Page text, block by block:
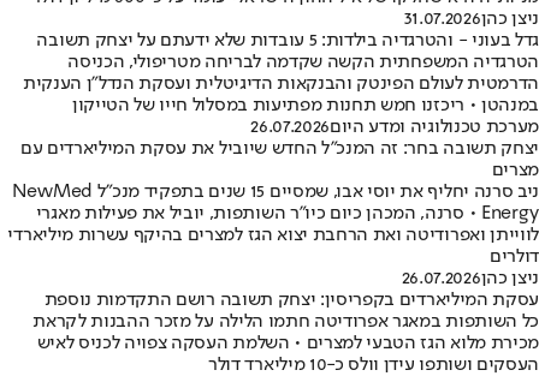
ניצן כהן31.07.2026
גדל בעוני - והטרגדיה בילדות: 5 עובדות שלא ידעתם על יצחק תשובה
הטרגדיה המשפחתית הקשה שקדמה לבריחה מטריפולי, הכניסה
הדרמטית לעולם הפינטק והבנקאות הדיגיטלית ועסקת הנדל"ן הענקית
במנהטן • ריכזנו חמש תחנות מפתיעות במסלול חייו של הטייקון
מערכת טכנולוגיה ומדע היום26.07.2026
יצחק תשובה בחר: זה המנכ"ל החדש שיוביל את עסקת המיליארדים עם
מצרים
ניב סרנה יחליף את יוסי אבו, שמסיים 15 שנים בתפקיד מנכ"ל NewMed
Energy • סרנה, המכהן כיום כיו"ר השותפות, יוביל את פעילות מאגרי
לווייתן ואפרודיטה ואת הרחבת יצוא הגז למצרים בהיקף עשרות מיליארדי
דולרים
ניצן כהן26.07.2026
עסקת המיליארדים בקפריסין: יצחק תשובה רושם התקדמות נוספת
כל השותפות במאגר אפרודיטה חתמו הלילה על מזכר ההבנות לקראת
מכירת מלוא הגז הטבעי למצרים • השלמת העסקה צפויה לכניס לאיש
העסקים ושותפו עידן וולס כ-10 מיליארד דולר